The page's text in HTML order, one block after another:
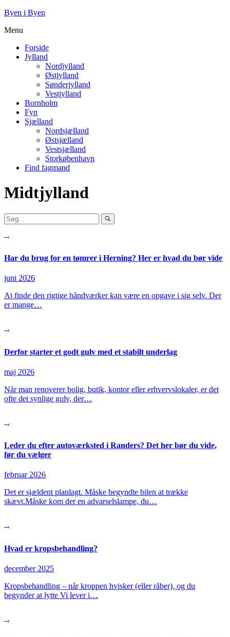
Byen i Byen
Menu
Forside
Jylland
Nordjylland
Østjylland
Sønderjylland
Vestjylland
Bornholm
Fyn
Sjælland
Nordsjælland
Østsjælland
Vestsjælland
Storkøbenhavn
Find fagmand
Midtjylland
Har du brug for en tømrer i Herning? Her er hvad du bør vide
juni 2026
At finde den rigtige håndværker kan være en opgave i sig selv. Der
er mange…
Derfor starter et godt gulv med et stabilt underlag
maj 2026
Når man renoverer bolig, butik, kontor eller erhvervslokaler, er det
ofte det synlige gulv, der…
Leder du efter autoværksted i Randers? Det her bør du vide,
før du vælger
februar 2026
Det er sjældent planlagt. Måske begyndte bilen at trække
skævt.Måske kom der en advarselslampe, du…
Hvad er kropsbehandling?
december 2025
Kropsbehandling – når kroppen hvisker (eller råber), og du
begynder at lytte Vi lever i…